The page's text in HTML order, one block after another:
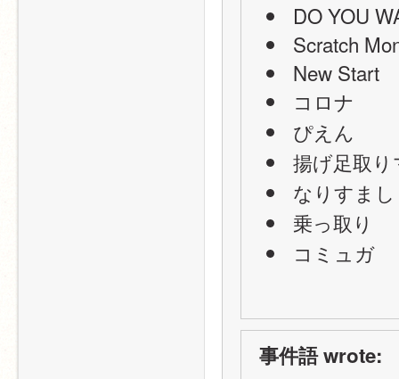
DO YOU
Scratch
New Start
コロナ
ぴえん
揚げ足取
なりすまし
乗っ取り
コミュガ
事件語 wrote: